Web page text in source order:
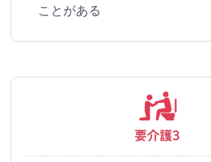
ことがある
要介護3